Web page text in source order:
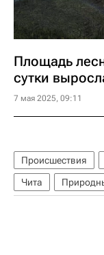
Площадь
сутки
7 мая 2025, 09:11
Происшествия
Чита